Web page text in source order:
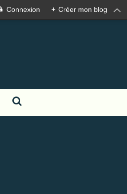
Connexion + Créer mon blog